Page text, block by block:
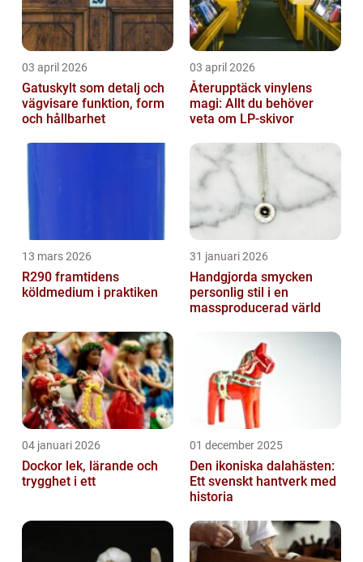
03 april 2026
Gatuskylt som detalj och
vägvisare funktion, form
och hållbarhet
03 april 2026
Återupptäck vinylens
magi: Allt du behöver
veta om LP-skivor
13 mars 2026
R290 framtidens
köldmedium i praktiken
31 januari 2026
Handgjorda smycken
personlig stil i en
massproducerad värld
04 januari 2026
Dockor lek, lärande och
trygghet i ett
01 december 2025
Den ikoniska dalahästen:
Ett svenskt hantverk med
historia